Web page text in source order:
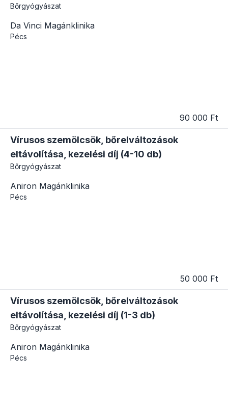
Bőrgyógyászat
Da Vinci Magánklinika
Pécs
90 000 Ft
Vírusos szemölcsök, bőrelváltozások
eltávolítása, kezelési díj (4-10 db)
Bőrgyógyászat
Aniron Magánklinika
Pécs
50 000 Ft
Vírusos szemölcsök, bőrelváltozások
eltávolítása, kezelési díj (1-3 db)
Bőrgyógyászat
Aniron Magánklinika
Pécs